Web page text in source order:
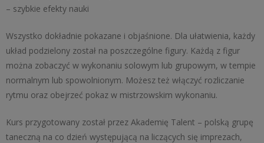
– szybkie efekty nauki
Wszystko dokładnie pokazane i objaśnione. Dla ułatwienia, każdy
układ podzielony został na poszczególne figury. Każdą z figur
można zobaczyć w wykonaniu solowym lub grupowym, w tempie
normalnym lub spowolnionym. Możesz też włączyć rozliczanie
rytmu oraz obejrzeć pokaz w mistrzowskim wykonaniu.
Kurs przygotowany został przez Akademię Talent – polską grupę
taneczną na co dzień występującą na liczących się imprezach,